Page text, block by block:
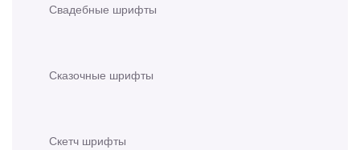
Свадебные шрифты
Сказочные шрифты
Скетч шрифты